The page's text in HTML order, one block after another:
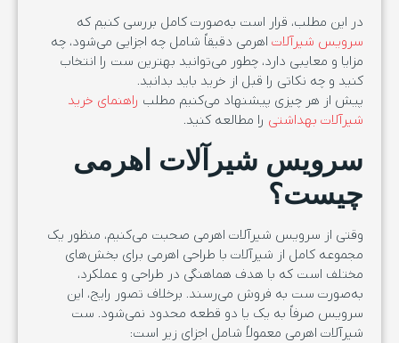
در این مطلب، قرار است به‌صورت کامل بررسی کنیم که
سرویس شیرآلات اهرمی دقیقاً شامل چه اجزایی می‌شود، چه
مزایا و معایبی دارد، چطور می‌توانید بهترین ست را انتخاب
کنید و چه نکاتی را قبل از خرید باید بدانید.
پیش از هر چیزی پیشنهاد می‌کنیم مطلب راهنمای خرید
شیرآلات بهداشتی را مطالعه کنید.
سرویس شیرآلات اهرمی
چیست؟
وقتی از سرویس شیرآلات اهرمی صحبت می‌کنیم، منظور یک
مجموعه کامل از شیرآلات با طراحی اهرمی برای بخش‌های
مختلف است که با هدف هماهنگی در طراحی و عملکرد،
به‌صورت ست به فروش می‌رسند. برخلاف تصور رایج، این
سرویس صرفاً به یک یا دو قطعه محدود نمی‌شود. ست
شیرآلات اهرمی معمولاً شامل اجزای زیر است: